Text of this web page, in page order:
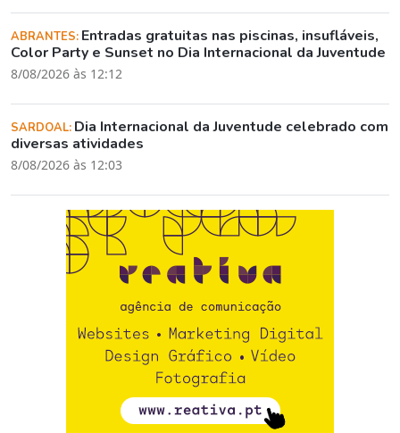
ABRANTES: Entradas gratuitas nas piscinas, insufláveis,
Color Party e Sunset no Dia Internacional da Juventude
8/08/2026 às 12:12
SARDOAL: Dia Internacional da Juventude celebrado com
diversas atividades
8/08/2026 às 12:03